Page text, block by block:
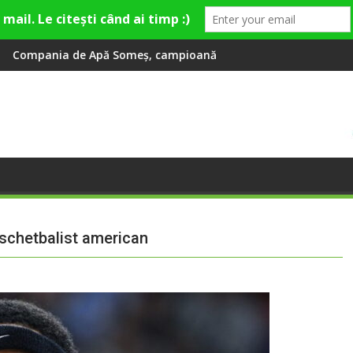
ani campioană la dezvoltarea infrastructurii de apă și
Universitatea Cluj a
american